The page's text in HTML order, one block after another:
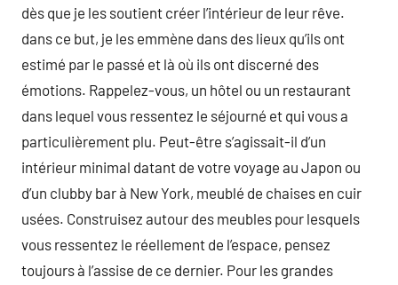
dès que je les soutient créer l’intérieur de leur rêve.
dans ce but, je les emmène dans des lieux qu’ils ont
estimé par le passé et là où ils ont discerné des
émotions. Rappelez-vous, un hôtel ou un restaurant
dans lequel vous ressentez le séjourné et qui vous a
particulièrement plu. Peut-être s’agissait-il d’un
intérieur minimal datant de votre voyage au Japon ou
d’un clubby bar à New York, meublé de chaises en cuir
usées. Construisez autour des meubles pour lesquels
vous ressentez le réellement de l’espace, pensez
toujours à l’assise de ce dernier. Pour les grandes